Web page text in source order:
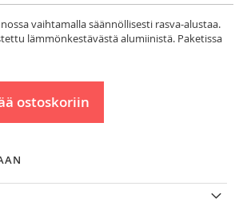
vaihtamalla säännöllisesti rasva-alustaa.
lämmönkestävästä alumiinistä. Paketissa
ostoskoriin